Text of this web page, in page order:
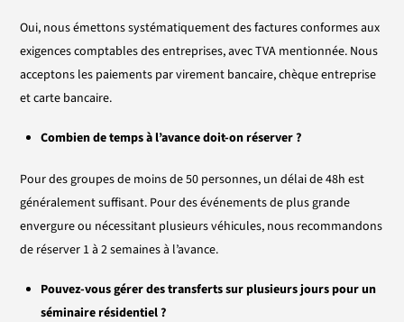
Oui, nous émettons systématiquement des factures conformes aux
exigences comptables des entreprises, avec TVA mentionnée. Nous
acceptons les paiements par virement bancaire, chèque entreprise
et carte bancaire.
Combien de temps à l’avance doit-on réserver ?
Pour des groupes de moins de 50 personnes, un délai de 48h est
généralement suffisant. Pour des événements de plus grande
envergure ou nécessitant plusieurs véhicules, nous recommandons
de réserver 1 à 2 semaines à l’avance.
Pouvez-vous gérer des transferts sur plusieurs jours pour un
séminaire résidentiel ?